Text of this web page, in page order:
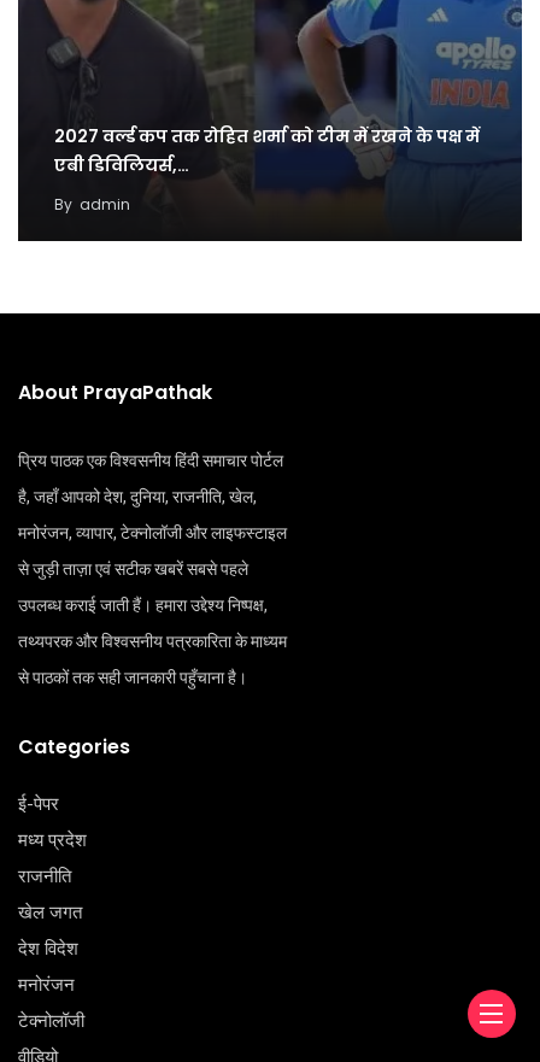
2027 वर्ल्ड कप तक रोहित शर्मा को टीम में रखने के पक्ष में
एबी डिविलियर्स,…
By admin
About PrayaPathak
प्रिय पाठक एक विश्वसनीय हिंदी समाचार पोर्टल
है, जहाँ आपको देश, दुनिया, राजनीति, खेल,
मनोरंजन, व्यापार, टेक्नोलॉजी और लाइफस्टाइल
से जुड़ी ताज़ा एवं सटीक खबरें सबसे पहले
उपलब्ध कराई जाती हैं। हमारा उद्देश्य निष्पक्ष,
तथ्यपरक और विश्वसनीय पत्रकारिता के माध्यम
से पाठकों तक सही जानकारी पहुँचाना है।
Categories
ई-पेपर
मध्य प्रदेश
राजनीति
खेल जगत
देश विदेश
मनोरंजन
टेक्‍नोलॉजी